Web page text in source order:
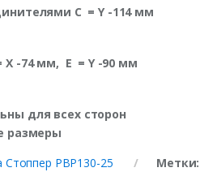
C = Y -114 мм
X -74 мм, E = Y -90 мм
для всех сторон
размеры
Стоппер PBP130-25
Метки: